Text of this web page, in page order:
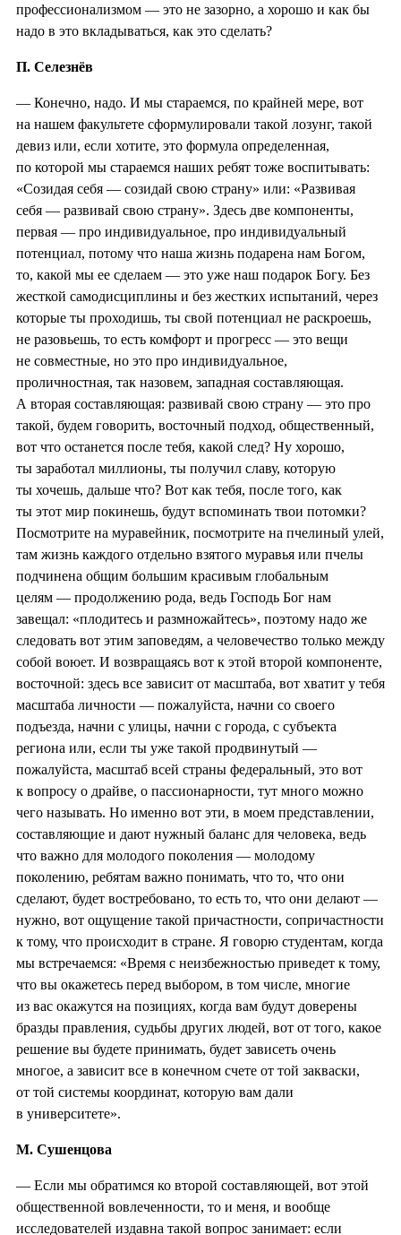
профессионализмом — это не зазорно, а хорошо и как бы
надо в это вкладываться, как это сделать?
П. Селезнёв
— Конечно, надо. И мы стараемся, по крайней мере, вот
на нашем факультете сформулировали такой лозунг, такой
девиз или, если хотите, это формула определенная,
по которой мы стараемся наших ребят тоже воспитывать:
«Созидая себя — созидай свою страну» или: «Развивая
себя — развивай свою страну». Здесь две компоненты,
первая — про индивидуальное, про индивидуальный
потенциал, потому что наша жизнь подарена нам Богом,
то, какой мы ее сделаем — это уже наш подарок Богу. Без
жесткой самодисциплины и без жестких испытаний, через
которые ты проходишь, ты свой потенциал не раскроешь,
не разовьешь, то есть комфорт и прогресс — это вещи
не совместные, но это про индивидуальное,
проличностная, так назовем, западная составляющая.
А вторая составляющая: развивай свою страну — это про
такой, будем говорить, восточный подход, общественный,
вот что останется после тебя, какой след? Ну хорошо,
ты заработал миллионы, ты получил славу, которую
ты хочешь, дальше что? Вот как тебя, после того, как
ты этот мир покинешь, будут вспоминать твои потомки?
Посмотрите на муравейник, посмотрите на пчелиный улей,
там жизнь каждого отдельно взятого муравья или пчелы
подчинена общим большим красивым глобальным
целям — продолжению рода, ведь Господь Бог нам
завещал: «плодитесь и размножайтесь», поэтому надо же
следовать вот этим заповедям, а человечество только между
собой воюет. И возвращаясь вот к этой второй компоненте,
восточной: здесь все зависит от масштаба, вот хватит у тебя
масштаба личности — пожалуйста, начни со своего
подъезда, начни с улицы, начни с города, с субъекта
региона или, если ты уже такой продвинутый —
пожалуйста, масштаб всей страны федеральный, это вот
к вопросу о драйве, о пассионарности, тут много можно
чего называть. Но именно вот эти, в моем представлении,
составляющие и дают нужный баланс для человека, ведь
что важно для молодого поколения — молодому
поколению, ребятам важно понимать, что то, что они
сделают, будет востребовано, то есть то, что они делают —
нужно, вот ощущение такой причастности, сопричастности
к тому, что происходит в стране. Я говорю студентам, когда
мы встречаемся: «Время с неизбежностью приведет к тому,
что вы окажетесь перед выбором, в том числе, многие
из вас окажутся на позициях, когда вам будут доверены
бразды правления, судьбы других людей, вот от того, какое
решение вы будете принимать, будет зависеть очень
многое, а зависит все в конечном счете от той закваски,
от той системы координат, которую вам дали
в университете».
М. Сушенцова
— Если мы обратимся ко второй составляющей, вот этой
общественной вовлеченности, то и меня, и вообще
исследователей издавна такой вопрос занимает: если